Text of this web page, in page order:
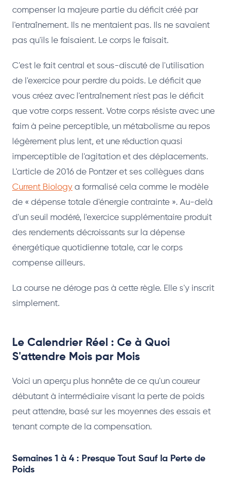
compenser la majeure partie du déficit créé par
l'entraînement. Ils ne mentaient pas. Ils ne savaient
pas qu'ils le faisaient. Le corps le faisait.
C'est le fait central et sous-discuté de l'utilisation
de l'exercice pour perdre du poids. Le déficit que
vous créez avec l'entraînement n'est pas le déficit
que votre corps ressent. Votre corps résiste avec une
faim à peine perceptible, un métabolisme au repos
légèrement plus lent, et une réduction quasi
imperceptible de l'agitation et des déplacements.
L'article de 2016 de Pontzer et ses collègues dans
Current Biology a formalisé cela comme le modèle
de « dépense totale d'énergie contrainte ». Au-delà
d'un seuil modéré, l'exercice supplémentaire produit
des rendements décroissants sur la dépense
énergétique quotidienne totale, car le corps
compense ailleurs.
La course ne déroge pas à cette règle. Elle s'y inscrit
simplement.
Le Calendrier Réel : Ce à Quoi
S'attendre Mois par Mois
Voici un aperçu plus honnête de ce qu'un coureur
débutant à intermédiaire visant la perte de poids
peut attendre, basé sur les moyennes des essais et
tenant compte de la compensation.
Semaines 1 à 4 : Presque Tout Sauf la Perte de
Poids